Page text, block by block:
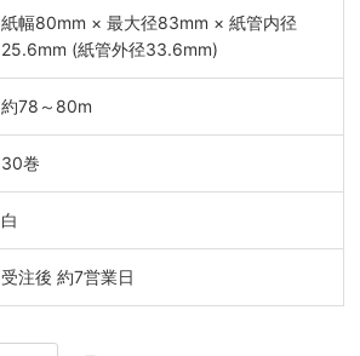
紙幅80mm × 最大径83mm × 紙管内径
25.6mm (紙管外径33.6mm)
約78～80m
30巻
白
受注後 約7営業日